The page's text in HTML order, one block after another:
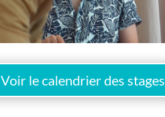
Voir le calendrier des stages